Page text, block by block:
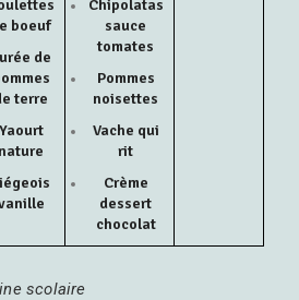
boeuf
de
terre
Yaourt
nature
Chipolatas
sauce
tomates
Pommes
noisettes
Vache qui
rit
Crème
dessert
chocolat
scolaire